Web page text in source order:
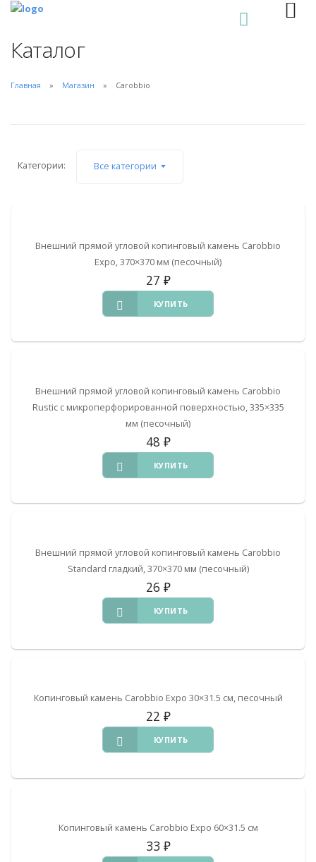
Каталог
Главная Магазин Carobbio
Категории: Все категории
Внешний прямой угловой копинговый камень Carobbio
Expo, 370×370 мм (песочный)
27 ₽
КУПИТЬ
Внешний прямой угловой копинговый камень Carobbio
Rustic с микроперфорированной поверхностью, 335×335
мм (песочный)
48 ₽
КУПИТЬ
Внешний прямой угловой копинговый камень Carobbio
Standard гладкий, 370×370 мм (песочный)
26 ₽
КУПИТЬ
Копинговый камень Carobbio Expo 30×31.5 см, песочный
22 ₽
КУПИТЬ
Копинговый камень Carobbio Expo 60×31.5 см
33 ₽